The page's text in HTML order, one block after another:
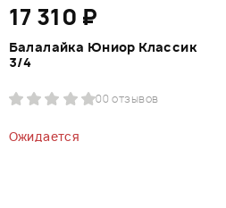
17 310 ₽
Балалайка Юниор Классик
3/4
00 отзывов
Ожидается